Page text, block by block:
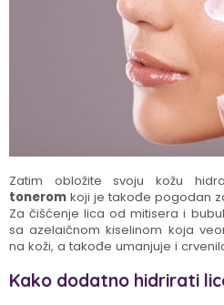
Zatim obložite svoju kožu
tonerom koji je takođe pogodan
Za čišćenje lica od mitisera i
sa azelaičnom kiselinom koja
na koži, a takođe umanjuje i
Kako dodatno hidrirati